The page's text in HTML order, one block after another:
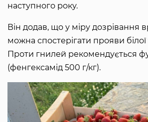
наступного року.
Він додав, що у міру дозрівання
можна спостерігати прояви білої
Проти гнилей рекомендується
(фенгексамід 500 г/кг).